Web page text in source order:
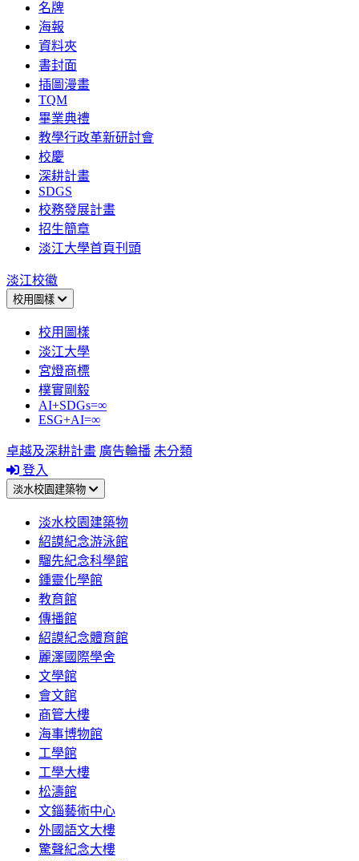
名牌
海報
資料夾
書封面
插圖漫畫
TQM
畢業典禮
教學行政革新研討會
校慶
深耕計畫
SDGS
校務發展計畫
招生簡章
淡江大學首頁刊頭
淡江校徽
校用圖樣
校用圖樣
淡江大學
宮燈商標
樸實剛毅
AI+SDGs=∞
ESG+AI=∞
卓越及深耕計畫 廣告輪播 未分類
登入
淡水校園建築物
淡水校園建築物
紹謨紀念游泳館
騮先紀念科學館
鍾靈化學館
教育館
傳播館
紹謨紀念體育館
麗澤國際學舍
文學館
會文館
商管大樓
海事博物館
工學館
工學大樓
松濤館
文錙藝術中心
外國語文大樓
驚聲紀念大樓